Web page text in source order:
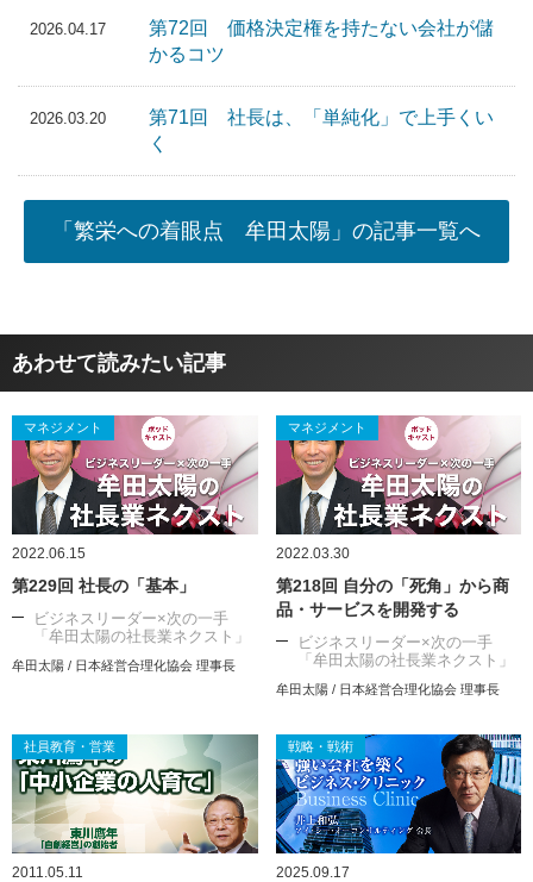
2026.04.17
第72回 価格決定権を持たない会社が儲
かるコツ
2026.03.20
第71回 社長は、「単純化」で上手くい
く
「繁栄への着眼点 牟田太陽」の記事一覧へ
あわせて読みたい記事
マネジメント
2022.06.15
第229回 社長の「基本」
ビジネスリーダー×次の一手
「牟田太陽の社長業ネクスト」
牟田太陽 / 日本経営合理化協会 理事長
マネジメント
2022.03.30
第218回 自分の「死角」から商
品・サービスを開発する
ビジネスリーダー×次の一手
「牟田太陽の社長業ネクスト」
牟田太陽 / 日本経営合理化協会 理事長
社員教育・営業
2011.05.11
戦略・戦術
2025.09.17